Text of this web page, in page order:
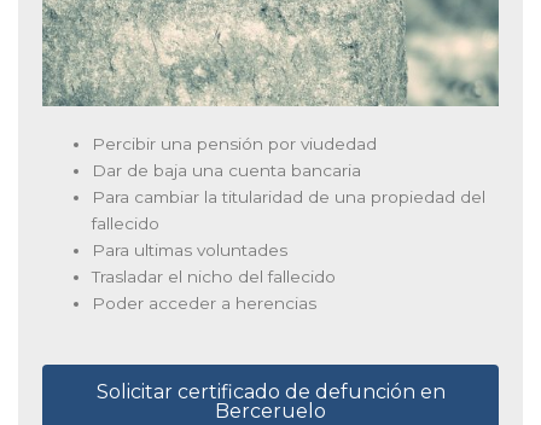
Percibir una pensión por viudedad
Dar de baja una cuenta bancaria
Para cambiar la titularidad de una propiedad del
fallecido
Para ultimas voluntades
Trasladar el nicho del fallecido
Poder acceder a herencias
Solicitar certificado de defunción en
Berceruelo